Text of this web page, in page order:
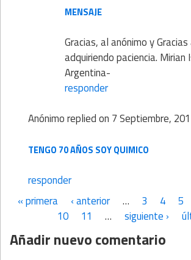
MENSAJE
Gracias, al anónimo y
adquiriendo paciencia. Mirian
Argentina-
responder
Anónimoreplied on 7 Septiembre,
TENGO 70 AÑOS SOY QUIMICO
responder
Páginas
« primera ‹ anterior … 3 4 5
10
11 … siguiente ›
Añadir nuevo comentario